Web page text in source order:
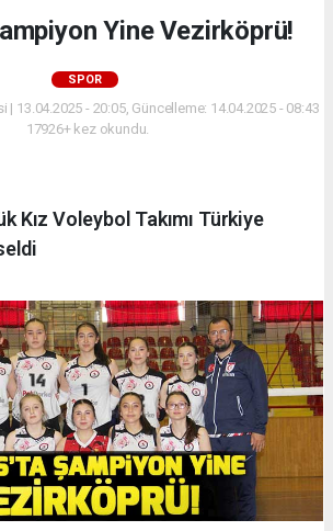
Yine Vezirköprü!
SPOR
| 13.04.2025 - 20:05, Güncelleme: 14.04.2025 - 08:43
17926+ kez okundu.
Kız Voleybol Takımı Türkiye